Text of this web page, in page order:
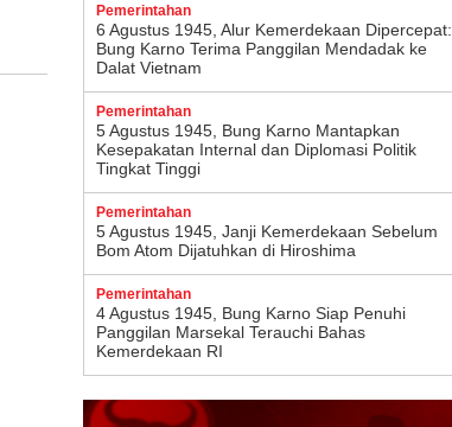
Pemerintahan
6 Agustus 1945, Alur Kemerdekaan Dipercepat:
Bung Karno Terima Panggilan Mendadak ke
Dalat Vietnam
Pemerintahan
5 Agustus 1945, Bung Karno Mantapkan
Kesepakatan Internal dan Diplomasi Politik
Tingkat Tinggi
Pemerintahan
5 Agustus 1945, Janji Kemerdekaan Sebelum
Bom Atom Dijatuhkan di Hiroshima
Pemerintahan
4 Agustus 1945, Bung Karno Siap Penuhi
Panggilan Marsekal Terauchi Bahas
Kemerdekaan RI